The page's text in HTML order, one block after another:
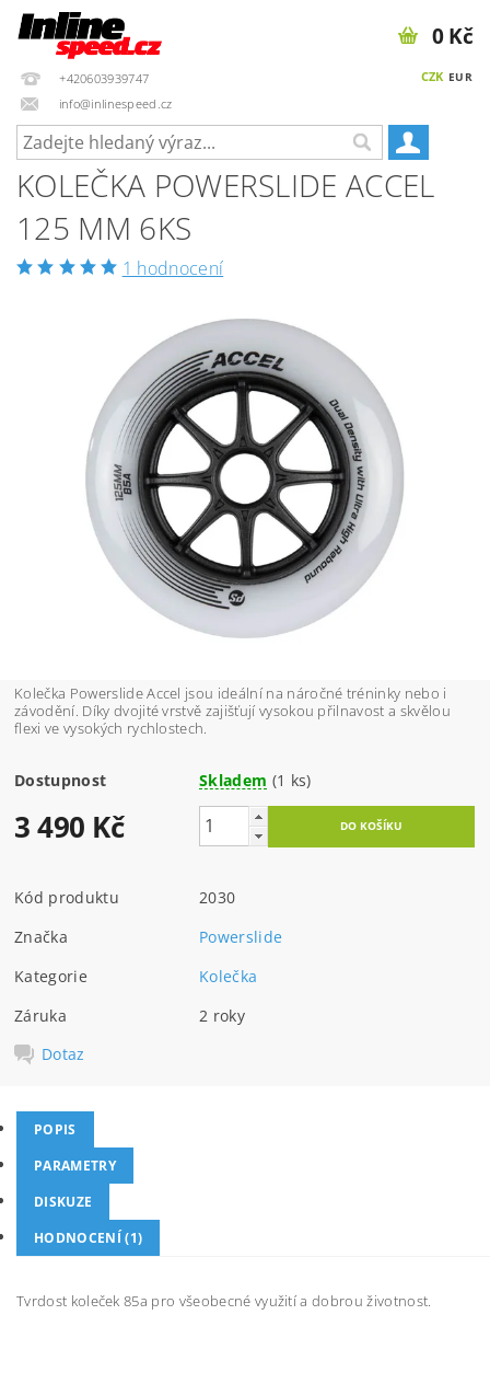
+420603939747
info@inlinespeed.cz
CZK EUR
0 Kč
KOLEČKA POWERSLIDE ACCEL
125 MM 6KS
1 hodnocení
Kolečka Powerslide Accel jsou ideální na náročné tréninky nebo i
závodění. Díky dvojité vrstvě zajišťují vysokou přilnavost a skvělou
flexi ve vysokých rychlostech.
Dostupnost Skladem (1 ks)
3 490 Kč
Kód produktu
2030
Značka
Powerslide
Kategorie
Kolečka
Záruka
2 roky
Dotaz
POPIS
PARAMETRY
DISKUZE
HODNOCENÍ (1)
Tvrdost koleček 85a pro všeobecné využití a dobrou životnost.